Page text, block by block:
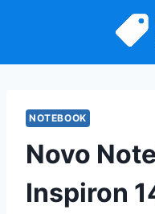
NOTEBOOK
Novo
Inspiron